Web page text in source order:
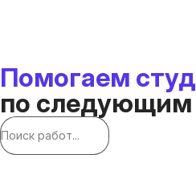
Помогаем
по следующим